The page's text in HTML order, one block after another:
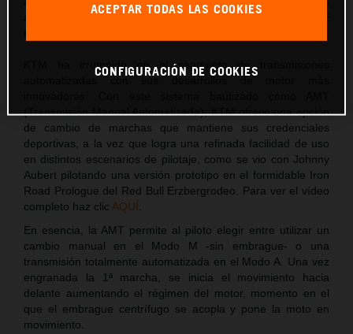
automática, pero manteniendo su enfoque READY TO RACE
KTM ha irrumpido en el segmento de transmisiones
(Transmisión Manual Automatizada), KTM ofrece una opción
de cambio de marchas que mantiene sus credenciales
deportivas, a la vez que logra una refinada facilidad de uso
en distintos escenarios de pilotaje, como se vio con Johnny
Aubert pilotando una versión prototipo en el formidable Iron
Road Prologue del Red Bull Erzbergrodeo. Para ver el vídeo
completo haz clic AQUÍ
En esencia, la AMT permite al piloto elegir entre utilizar un
cambio manual en el Modo M -sin embrague- o una
transmisión totalmente automatizada en el Modo A. Una vez
engranada la 1ª marcha, se inicia el movimiento hacia
delante aumentando el régimen del motor, momento en el
que el embrague centrífugo se acopla y pone la moto en
movimiento.
ACEPTAR TODAS LAS COOKIES
CONFIGURACIÓN DE COOKIES